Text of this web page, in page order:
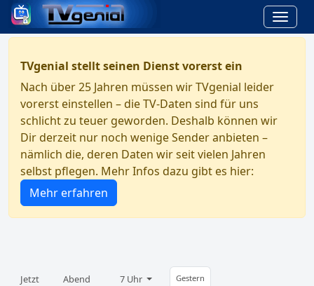
TVgenial stellt seinen Dienst vorerst ein
Nach über 25 Jahren müssen wir TVgenial leider
vorerst einstellen – die TV-Daten sind für uns
schlicht zu teuer geworden. Deshalb können wir
Dir derzeit nur noch wenige Sender anbieten –
nämlich die, deren Daten wir seit vielen Jahren
selbst pflegen. Mehr Infos dazu gibt es hier:
Mehr erfahren
Jetzt Abend 7 Uhr Gestern